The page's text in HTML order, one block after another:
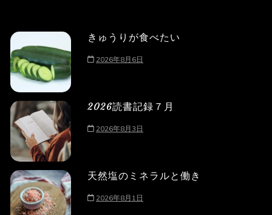
きゅうりが食べたい
2026年8月6日
2026読書記録７月
2026年8月3日
天然塩のミネラルと働き
2026年8月1日